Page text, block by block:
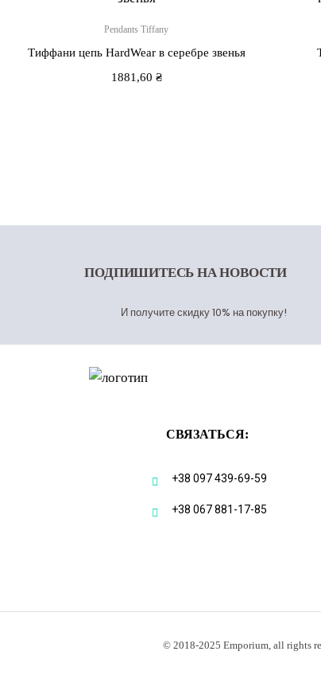
Pendants Tiffany
Тиффани цепь HardWear в серебре звенья
1881,60 ₴
ПОДПИШИТЕСЬ НА НОВОСТИ
И получите скидку 10% на покупку!
СВЯЗАТЬСЯ:
+38 097 439-69-59
+38 067 881-17-85
© 2018-2025 Emporium, all rights